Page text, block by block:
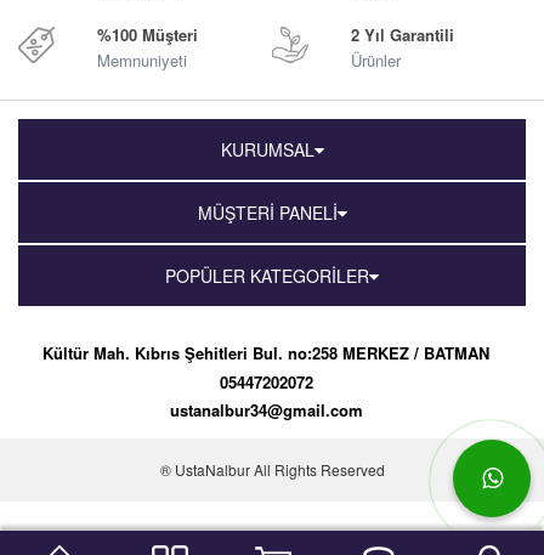
%100 Müşteri
Memnuniyeti
2 Yıl Garantili
Ürünler
KURUMSAL
MÜŞTERİ PANELİ
POPÜLER KATEGORİLER
Kültür Mah. Kıbrıs Şehitleri Bul. no:258 MERKEZ / BATMAN
05447202072
ustanalbur34@gmail.com
® UstaNalbur All Rights Reserved